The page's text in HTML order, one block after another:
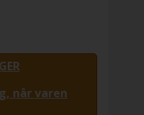
når varen